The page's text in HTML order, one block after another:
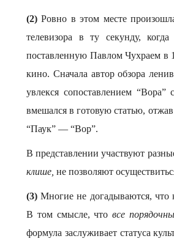
(2) Ровно в этом месте
телевизора в ту секунду,
поставленную Павлом Чухраем в
кино. Сначала автор обзора
увлекся сопоставлением
вмешался в готовую статью,
“Паук” — “Вор”.
В представлении участвуют
клише, не позволяют
(3) Многие не догадываются, что
В том смысле, чтовсе
формула заслуживает статуса